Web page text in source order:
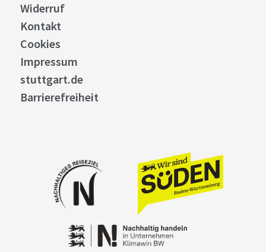
Widerruf
Kontakt
Cookies
Impressum
stuttgart.de
Barrierefreiheit